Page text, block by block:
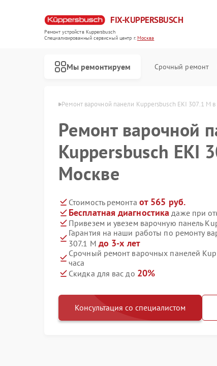
FIX-KUPPERSBUSCH
Ремонт устройств Kuppersbusch
Специализированный cервисный центр г.Москва
Мы ремонтируем Срочный ремонт
в Москве Ремонт варочной панели Kuppersbusch EKI 307.1 M
Ремонт варочной
Kuppersbusch EKI
Москве
Стоимость ремонта от 565 руб.
Бесплатная диагностика даже при
Привезем и увезем варочную панель
Гарантия на наши работы по ремонту
307.1 M до 3-х лет
Срочный ремонт варочных панелей
часа
Скидка для вас до 20%
Консультация со специалистом